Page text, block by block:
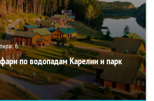
6
по водопадам Карелии и парк